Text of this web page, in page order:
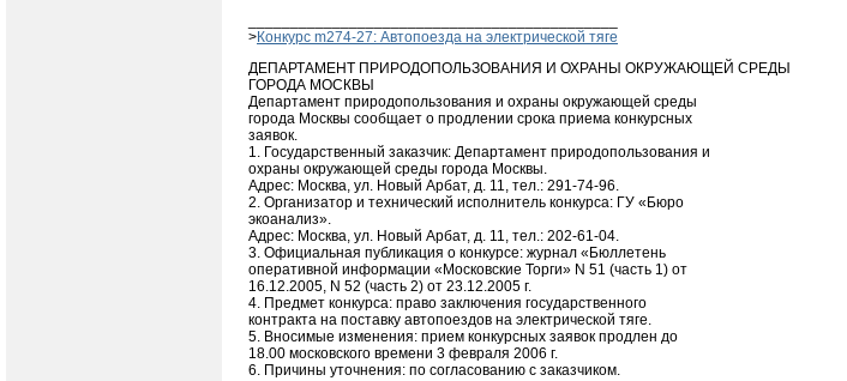
>Конкурс m274-27: Автопоезда на электрической тяге
ДЕПАРТАМЕНТ ПРИРОДОПОЛЬЗОВАНИЯ И ОХРАНЫ ОКРУЖАЮЩЕЙ СРЕДЫ
ГОРОДА МОСКВЫ
Департамент природопользования и охраны окружающей среды
города Москвы сообщает о продлении срока приема конкурсных
заявок.
1. Государственный заказчик: Департамент природопользования и
охраны окружающей среды города Москвы.
Адрес: Москва, ул. Новый Арбат, д. 11, тел.: 291-74-96.
2. Организатор и технический исполнитель конкурса: ГУ «Бюро
экоанализ».
Адрес: Москва, ул. Новый Арбат, д. 11, тел.: 202-61-04.
3. Официальная публикация о конкурсе: журнал «Бюллетень
оперативной информации «Московские Торги» N 51 (часть 1) от
16.12.2005, N 52 (часть 2) от 23.12.2005 г.
4. Предмет конкурса: право заключения государственного
контракта на поставку автопоездов на электрической тяге.
5. Вносимые изменения: прием конкурсных заявок продлен до
18.00 московского времени 3 февраля 2006 г.
6. Причины уточнения: по согласованию с заказчиком.